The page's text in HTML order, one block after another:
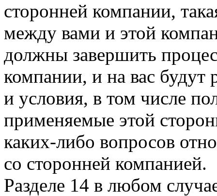
сторонней компании,
между вами и этой
должны завершить
компании, и на вас будут
и условия, в том числе
применяемые этой
каких-либо вопросов
со сторонней
Разделе 14 в любом